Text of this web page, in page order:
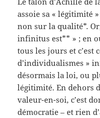
assoie sa « légitimité
non sur la qualité*.
infinitus est** » ; en
tous les jours et c’est
d’individualismes »
désormais la loi, ou
légitimité. En dehors
valeur-en-soi, c’est
démocratie – et rien